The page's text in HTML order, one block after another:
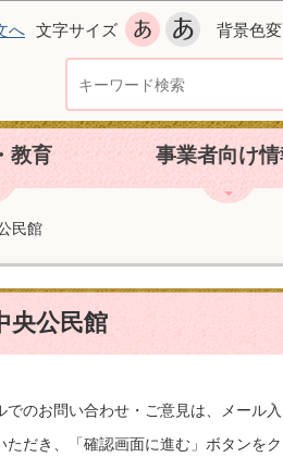
へ 文字サイズ 背景色
教育 事業者向け情
民館
央公民館
のお問い合わせ・ご意見は、メール
だき、「確認画面に進む」ボタンを